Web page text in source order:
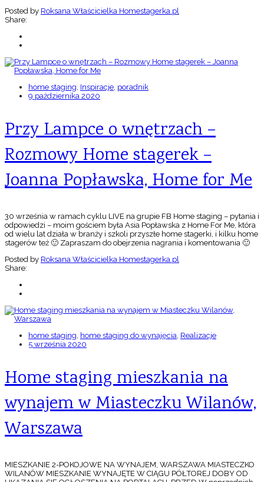
Posted by Roksana Właścicielka Homestagerka.pl
Share:
home staging, Inspiracje, poradnik
9 października 2020
Przy Lampce o wnętrzach –
Rozmowy Home stagerek –
Joanna Popławska, Home for Me
30 września w ramach cyklu LIVE na grupie FB Home staging – pytania i
odpowiedzi – moim gościem była Asia Popławska z Home For Me, która
od wielu lat działa w branży i szkoli przyszłe home stagerki, i kilku home
stagerów też 🙂 Zapraszam do obejrzenia nagrania i komentowania 🙂
Posted by Roksana Właścicielka Homestagerka.pl
Share:
home staging, home staging do wynajęcia, Realizacje
5 września 2020
Home staging mieszkania na
wynajem w Miasteczku Wilanów,
Warszawa
MIESZKANIE 2-POKOJOWE NA WYNAJEM, WARSZAWA MIASTECZKO
WILANÓW MIESZKANIE WYNAJĘTE W CIĄGU PÓŁTOREJ DOBY OD